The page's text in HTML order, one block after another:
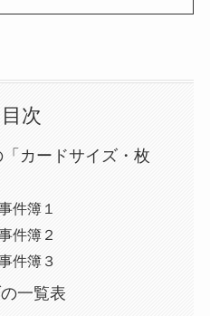
目次
カードサイズ・枚
件簿１
件簿２
件簿３
一覧表